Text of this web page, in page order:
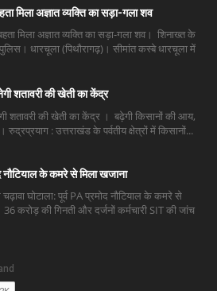
मिला अज्ञात व्यक्ति का सड़ा-गला शव
मिला अज्ञात व्यक्ति का सड़ा-गला शव। शिनाख्त के
धारचूला (पिथौरागढ़)। सीमांत कस्बे धारचूला में
शतावरी की खेती का केंद्र
शतावरी की खेती का केंद्र । बढ़ेगी किसानों की आय,
: उत्तराखंड के पर्वतीय क्षेत्रों में किसानों...
नौटियाल के कमरे से मिला खजाना
घोटाला: पूर्व PA प्रमोद नौटियाल के कमरे से
करोड़ की गिनती और दर्जनों कर्मचारी SIT की जांच